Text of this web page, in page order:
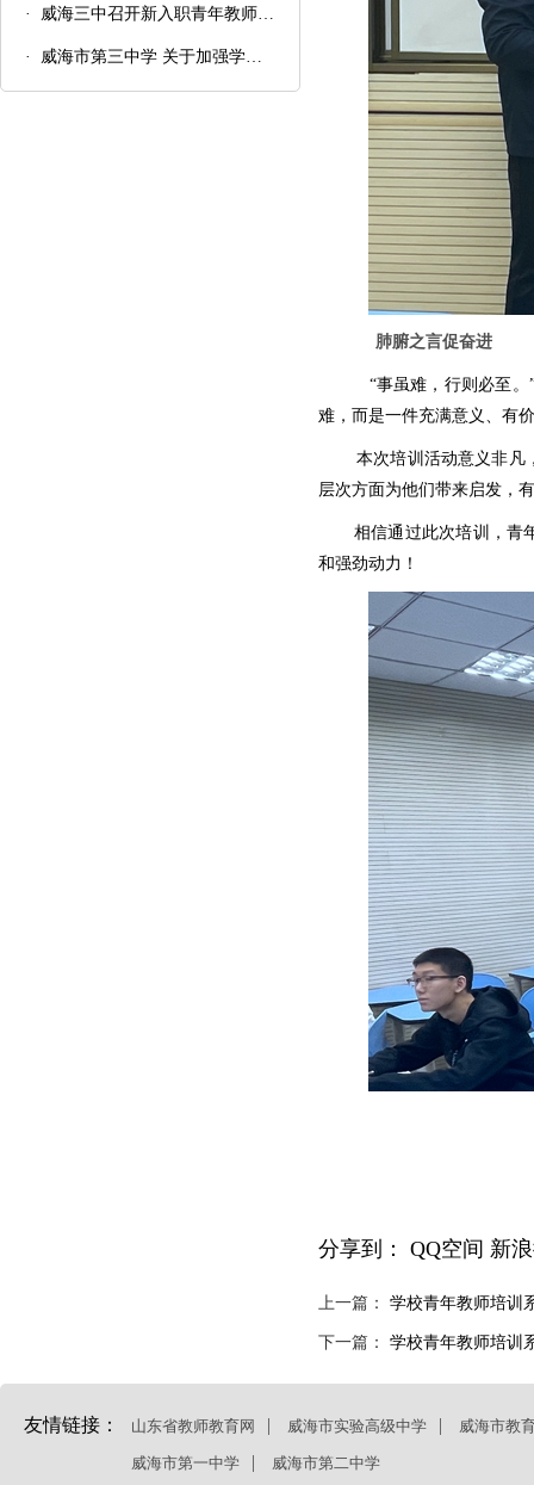
· 威海三中召开新入职青年教师汇报课总结会议
· 威海市第三中学 关于加强学生八项学习习惯培养的通知
肺腑之言促奋进
“事虽难，行则必至。
难，而是一件充满意义、有
本次培训活动意义非凡
层次方面为他们带来启发，
相信通过此次培训，青
和强劲动力！
分享到： QQ空间 新
上一篇： 学校青年教师培训
下一篇： 学校青年教师培训
友情链接： 山东省教师教育网 | 威海市实验高级中学 | 威海市教
威海市第一中学 | 威海市第二中学